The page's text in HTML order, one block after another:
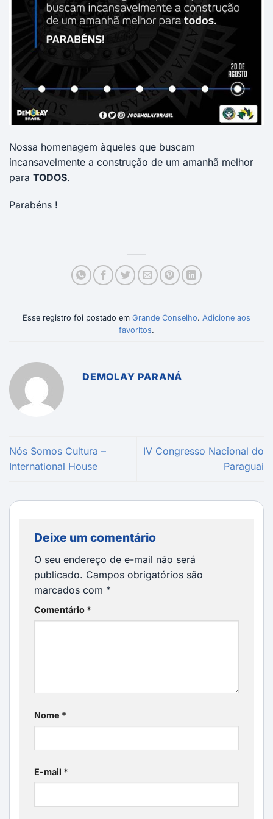
Nossa homenagem àqueles que buscam
incansavelmente a construção de um amanhã melhor
para TODOS.
Parabéns !
Esse registro foi postado em Grande Conselho. Adicione aos
favoritos.
DEMOLAY PARANÁ
Nós Somos Cultura –
International House
IV Congresso Nacional do
Paraguai
Deixe um comentário
O seu endereço de e-mail não será
publicado. Campos obrigatórios são
marcados com *
Comentário *
Nome *
E-mail *